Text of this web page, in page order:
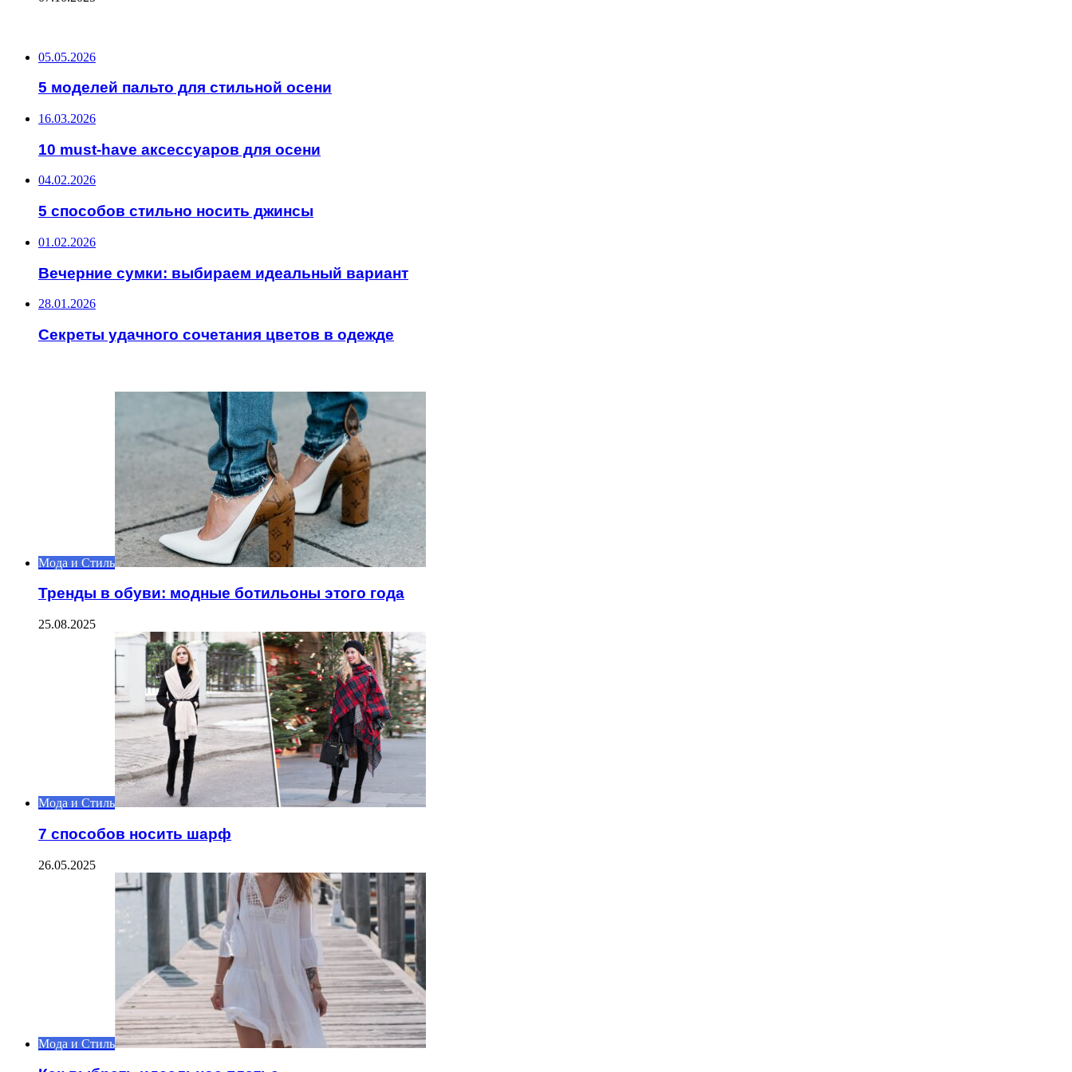
05.05.2026
5 моделей пальто для стильной осени
16.03.2026
10 must-have аксессуаров для осени
04.02.2026
5 способов стильно носить джинсы
01.02.2026
Вечерние сумки: выбираем идеальный вариант
28.01.2026
Секреты удачного сочетания цветов в одежде
Мода и Стиль
Тренды в обуви: модные ботильоны этого года
25.08.2025
Мода и Стиль
7 способов носить шарф
26.05.2025
Мода и Стиль